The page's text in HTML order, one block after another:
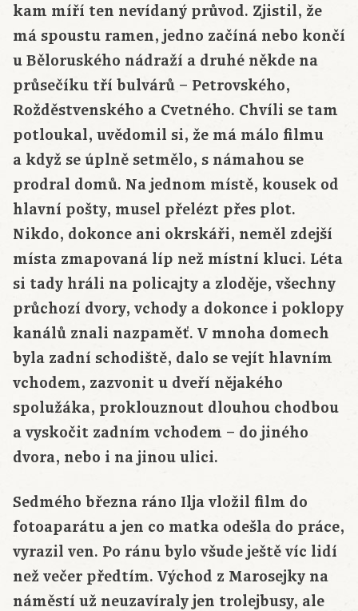
kam míří ten nevídaný průvod. Zjistil, že
má spoustu ramen, jedno začíná nebo končí
u Běloruského nádraží a druhé někde na
průsečíku tří bulvárů – Petrovského,
Rožděstvenského a Cvetného. Chvíli se tam
potloukal, uvědomil si, že má málo filmu
a když se úplně setmělo, s námahou se
prodral domů. Na jednom místě, kousek od
hlavní pošty, musel přelézt přes plot.
Nikdo, dokonce ani okrskáři, neměl zdejší
místa zmapovaná líp než místní kluci. Léta
si tady hráli na policajty a zloděje, všechny
průchozí dvory, vchody a dokonce i poklopy
kanálů znali nazpaměť. V mnoha domech
byla zadní schodiště, dalo se vejít hlavním
vchodem, zazvonit u dveří nějakého
spolužáka, proklouznout dlouhou chodbou
a vyskočit zadním vchodem – do jiného
dvora, nebo i na jinou ulici.
Sedmého března ráno Ilja vložil film do
fotoaparátu a jen co matka odešla do práce,
vyrazil ven. Po ránu bylo všude ještě víc lidí
než večer předtím. Východ z Marosejky na
náměstí už neuzavíraly jen trolejbusy, ale